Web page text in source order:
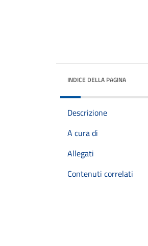
INDICE DELLA PAGINA
Descrizione
A cura di
Allegati
Contenuti correlati